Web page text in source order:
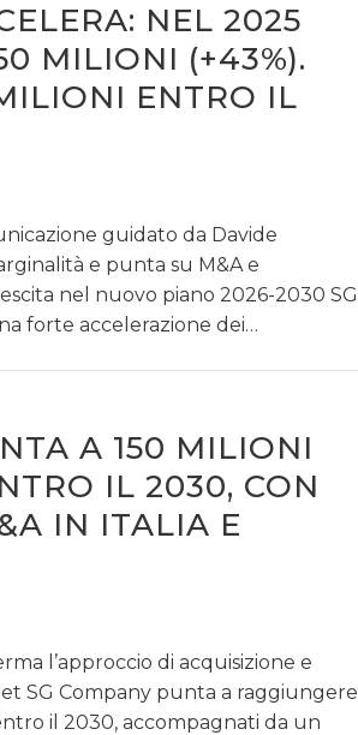
NEL 2025
MILIONI (+43%).
ENTRO IL
guidato da Davide
e punta su M&A e
nel nuovo piano 2026-2030 SG
forte accelerazione dei…
A 150 MILIONI
IL 2030, CON
IN ITALIA E
l’approccio di acquisizione e
SG Company punta a raggiungere
il 2030, accompagnati da un